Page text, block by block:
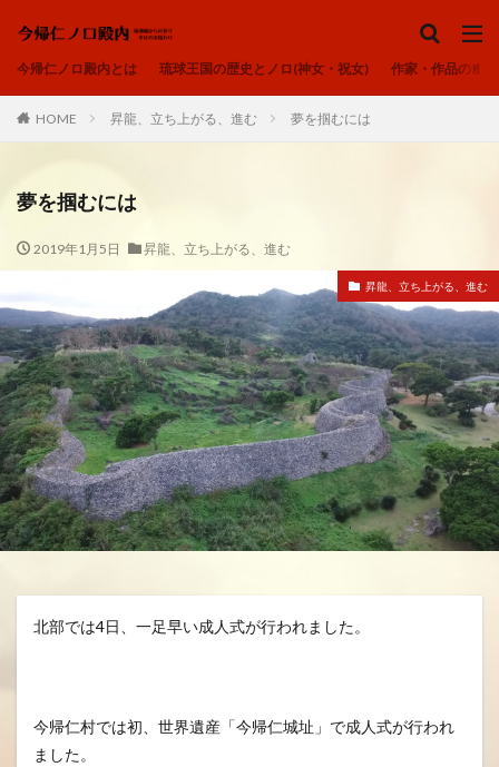
今帰仁ノロ殿内とは 琉球王国の歴史とノロ(神女・祝女) 作家・作品のご
HOME 昇龍、立ち上がる、進む 夢を掴むには
夢を掴むには
2019年1月5日 昇龍、立ち上がる、進む
昇龍、立ち上がる、進む
北部では4日、一足早い成人式が行われました。
今帰仁村では初、世界遺産「今帰仁城址」で成人式が行われ
ました。
ノロ、ユタ、カミンチュ ヒヌカン
御嶽
カテゴリー
アオリヤエ
ウートートー
今帰仁ノロ殿内、幸せのお福わけ、再出発、fresh-START、
心、清浄
内在神、直感
寄り添う、居場所、ここにいるよ
感謝、祈りの作法、沖縄の祈り、礼儀を重んじる、拝所、御嶽
我が子へ、出会い、喜び、子宝、大吉夢
波動、揚げる、心の拠り所、立ち上がる
琉球の祈り、ノロ、神女、祝女、今帰仁城、尚巴志王、琉球処
分、グスク祭祀
生きる、幸せ、安らかに
空、雲、思いやり
龍さん、見える見えない、当たり前に備わる機能